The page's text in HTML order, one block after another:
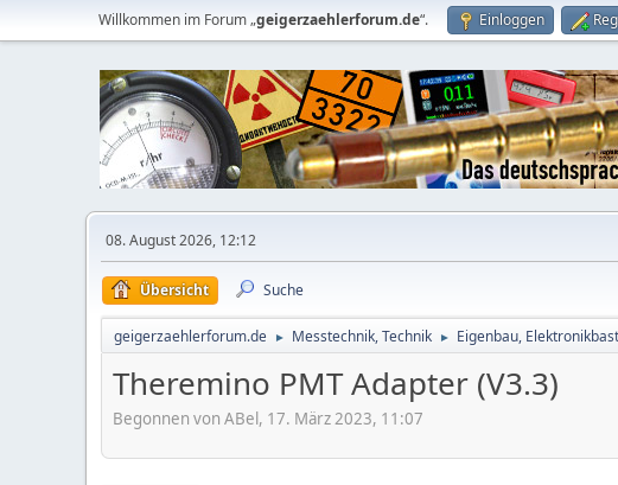
Willkommen im Forum „geigerzaehlerforum.de“. Einloggen
08. August 2026, 12:12
Übersicht Suche
geigerzaehlerforum.de ► Messtechnik, Technik ► Eigenbau,
Theremino PMT Adapter (V3.3)
Begonnen von ABel, 17. März 2023, 11:07